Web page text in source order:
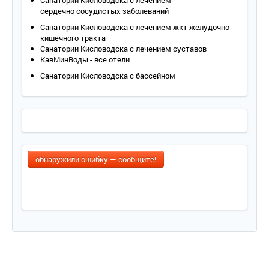
сердечно сосудистых заболеваний
Санатории Кисловодска с лечением жкт желудочно-
кишечного тракта
Санатории Кисловодска с лечением суставов
КавМинВоды - все отели
Санатории Кисловодска с бассейном
обнаружили ошибку — сообщите!